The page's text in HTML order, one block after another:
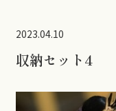
2023.04.10
収納セット4